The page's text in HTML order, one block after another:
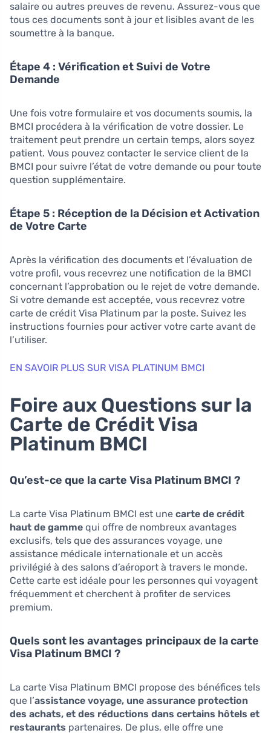
salaire ou autres preuves de revenu. Assurez-vous que
tous ces documents sont à jour et lisibles avant de les
soumettre à la banque.
Étape 4 : Vérification et Suivi de Votre
Demande
Une fois votre formulaire et vos documents soumis, la
BMCI procédera à la vérification de votre dossier. Le
traitement peut prendre un certain temps, alors soyez
patient. Vous pouvez contacter le service client de la
BMCI pour suivre l’état de votre demande ou pour toute
question supplémentaire.
Étape 5 : Réception de la Décision et Activation
de Votre Carte
Après la vérification des documents et l’évaluation de
votre profil, vous recevrez une notification de la BMCI
concernant l’approbation ou le rejet de votre demande.
Si votre demande est acceptée, vous recevrez votre
carte de crédit Visa Platinum par la poste. Suivez les
instructions fournies pour activer votre carte avant de
l’utiliser.
EN SAVOIR PLUS SUR VISA PLATINUM BMCI
Foire aux Questions sur la
Carte de Crédit Visa
Platinum BMCI
Qu’est-ce que la carte Visa Platinum BMCI ?
La carte Visa Platinum BMCI est une carte de crédit
haut de gamme qui offre de nombreux avantages
exclusifs, tels que des assurances voyage, une
assistance médicale internationale et un accès
privilégié à des salons d’aéroport à travers le monde.
Cette carte est idéale pour les personnes qui voyagent
fréquemment et cherchent à profiter de services
premium.
Quels sont les avantages principaux de la carte
Visa Platinum BMCI ?
La carte Visa Platinum BMCI propose des bénéfices tels
que l’assistance voyage, une assurance protection
des achats, et des réductions dans certains hôtels et
restaurants partenaires. De plus, elle offre une